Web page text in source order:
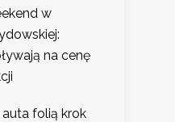
w
na cenę
folią krok